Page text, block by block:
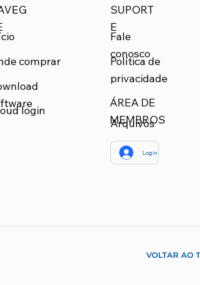
comprar
login
SUPORT
E
Fale
conosco
Política de
privacidade
ÁREA DE
MEMBROS
Arquivos
Login